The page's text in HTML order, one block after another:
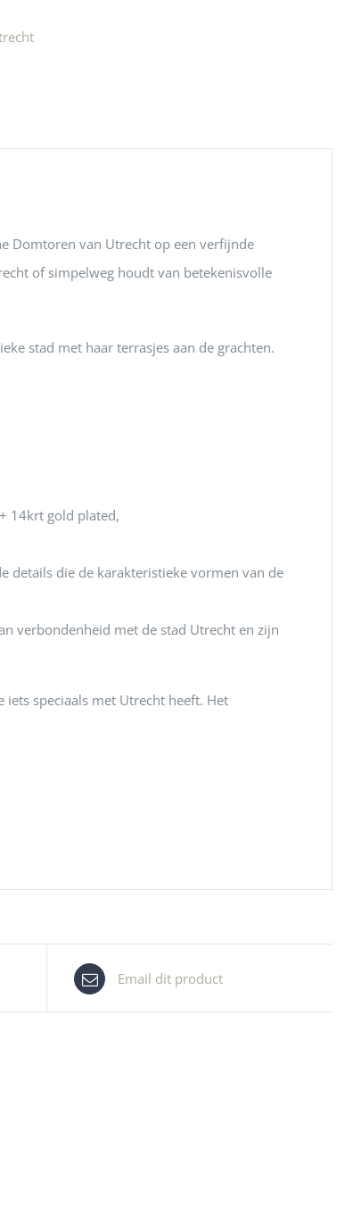
Domtoren van Utrecht op een verfijnde
of simpelweg houdt van betekenisvolle
stad met haar terrasjes aan de grachten.
14krt gold plated,
details die de karakteristieke vormen van de
verbondenheid met de stad Utrecht en zijn
speciaals met Utrecht heeft. Het
Email dit product